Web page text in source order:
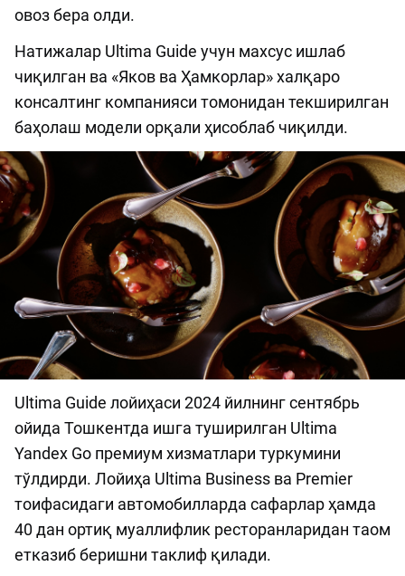
овоз бера олди.
Натижалар Ultima Guide учун махсус ишлаб
чиқилган ва «Яков ва Ҳамкорлар» халқаро
консалтинг компанияси томонидан текширилган
баҳолаш модели орқали ҳисоблаб чиқилди.
Ultima Guide лойиҳаси 2024 йилнинг сентябрь
ойида Тошкентда ишга туширилган Ultima
Yandex Go премиум хизматлари туркумини
тўлдирди. Лойиҳа Ultima Business ва Premier
тоифасидаги автомобилларда сафарлар ҳамда
40 дан ортиқ муаллифлик ресторанларидан таом
етказиб беришни таклиф қилади.